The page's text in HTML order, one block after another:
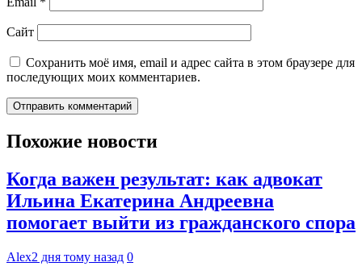
Сайт
Сохранить моё имя, email и адрес сайта в этом браузере для
последующих моих комментариев.
Похожие новости
Когда важен результат: как адвокат
Ильина Екатерина Андреевна
помогает выйти из гражданского спора
Alex2 дня тому назад 0